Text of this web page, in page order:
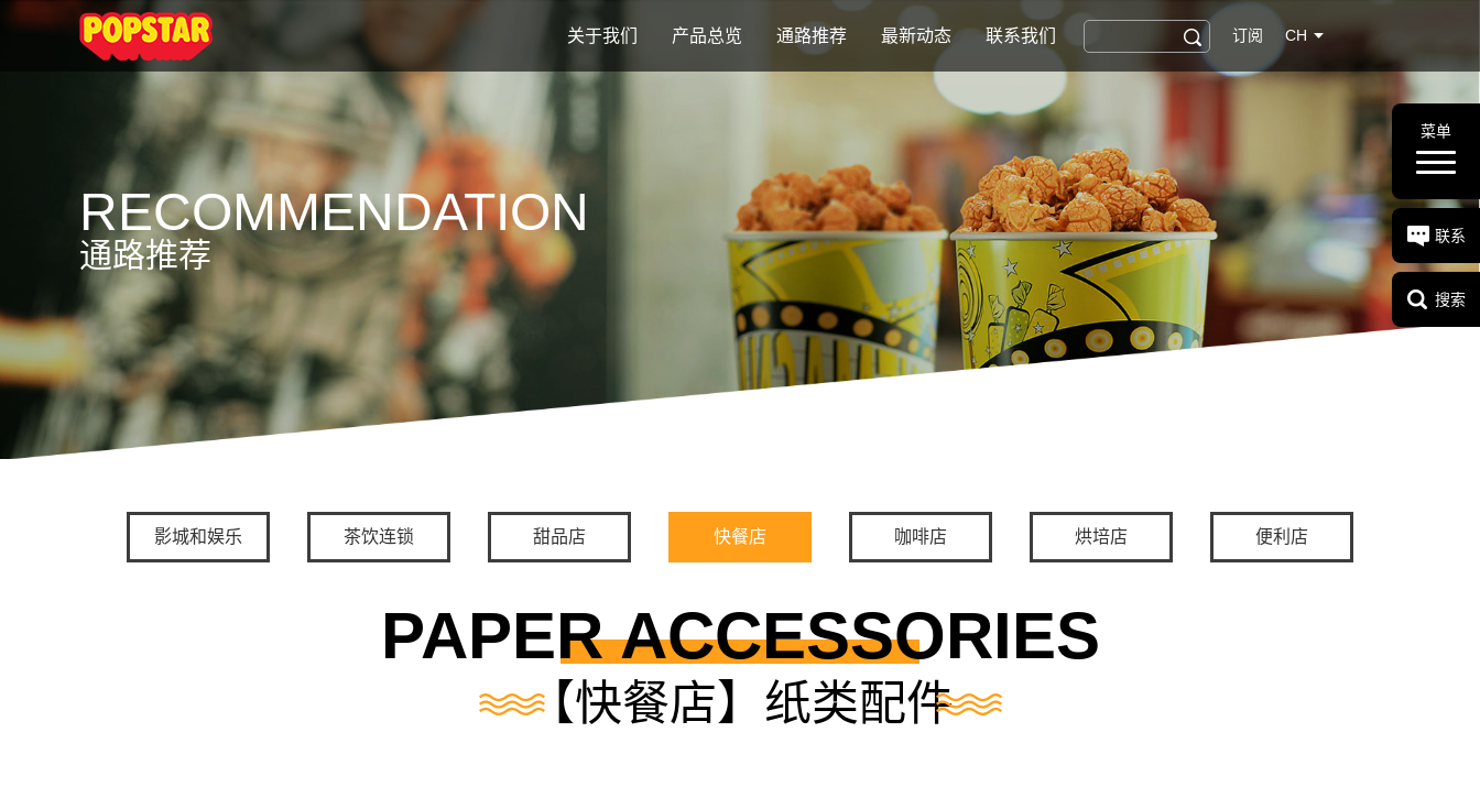
关于我们 产品总览 通路推荐 最新动态 联系我们 订阅 CH
菜单
联系
搜索
RECOMMENDATION
通路推荐
影城和娱乐 茶饮连锁 甜品店 快餐店 咖啡店 烘培店 便利店
PAPER ACCESSORIES
【快餐店】纸类配件